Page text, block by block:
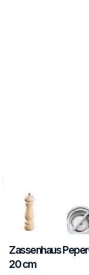
Zassenhaus
20 cm